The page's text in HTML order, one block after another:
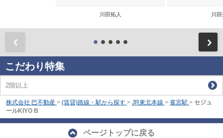
川田拓人 川
こだわり特集
2階以上
株式会社 巴不動産 > (賃貸)路線・駅から探す > JR東北本線 > 雀宮駅 > セジュ
ールKIYO B
ページトップに戻る